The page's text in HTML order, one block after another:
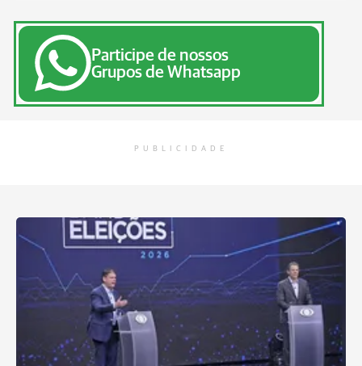
Participe de nossos
Grupos de Whatsapp
PUBLICIDADE